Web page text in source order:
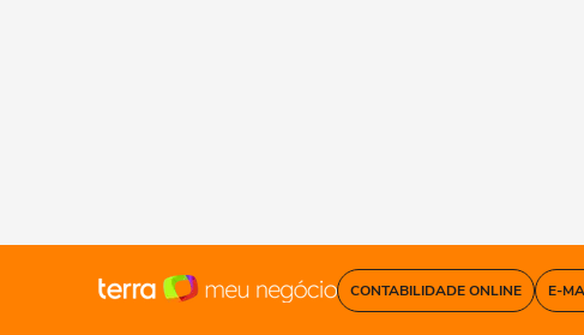
CONTABILIDADE ONLINE E-